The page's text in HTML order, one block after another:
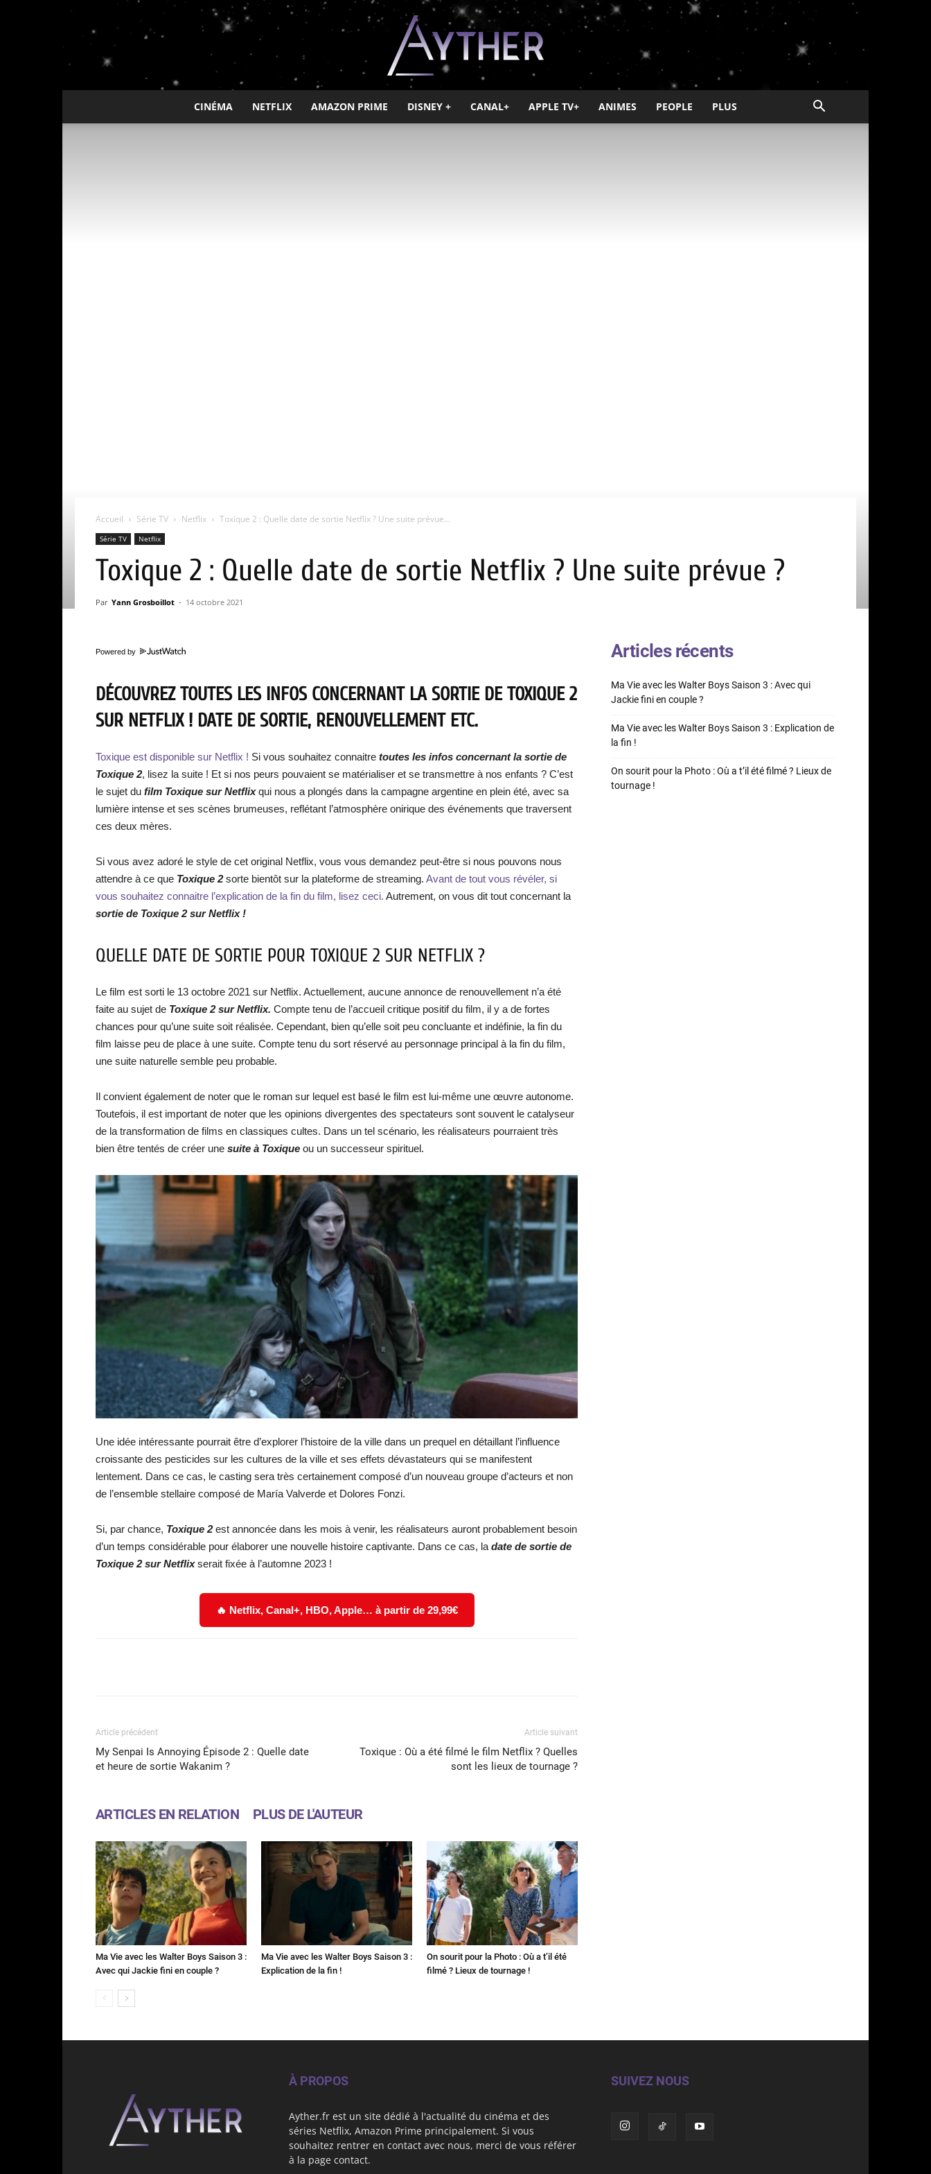
Ayther
CINÉMA NETFLIX AMAZON PRIME DISNEY + CANAL+ APPLE TV+ ANIMES PEOPLE PLUS
Accueil Série TV Netflix Toxique 2 : Quelle date de sortie Netflix ? Une suite prévue...
Série TV Netflix
Toxique 2 : Quelle date de sortie Netflix ? Une suite prévue ?
Par Yann Grosboillot - 14 octobre 2021
Powered by
DÉCOUVREZ TOUTES LES INFOS CONCERNANT LA SORTIE DE TOXIQUE 2
SUR NETFLIX ! DATE DE SORTIE, RENOUVELLEMENT ETC.
Toxique est disponible sur Netflix ! Si vous souhaitez connaitre toutes les infos concernant la sortie de
Toxique 2, lisez la suite ! Et si nos peurs pouvaient se matérialiser et se transmettre à nos enfants ? C’est
le sujet du film Toxique sur Netflixqui nous a plongés dans la campagne argentine en plein été, avec sa
lumière intense et ses scènes brumeuses, reflétant l’atmosphère onirique des événements que traversent
ces deux mères.
Si vous avez adoré le style de cet original Netflix, vous vous demandez peut-être si nous pouvons nous
attendre à ce que Toxique 2sorte bientôt sur la plateforme de streaming. Avant de tout vous révéler, si
vous souhaitez connaitre l’explication de la fin du film, lisez ceci. Autrement, on vous dit tout concernant la
sortie de Toxique 2 sur Netflix !
QUELLE DATE DE SORTIE POUR TOXIQUE 2 SUR NETFLIX ?
Le film est sorti le 13 octobre 2021 sur Netflix. Actuellement, aucune annonce de renouvellement n’a été
faite au sujet de Toxique 2 sur Netflix. Compte tenu de l’accueil critique positif du film, il y a de fortes
chances pour qu’une suite soit réalisée. Cependant, bien qu’elle soit peu concluante et indéfinie, la fin du
film laisse peu de place à une suite. Compte tenu du sort réservé au personnage principal à la fin du film,
une suite naturelle semble peu probable.
Il convient également de noter que le roman sur lequel est basé le film est lui-même une œuvre autonome.
Toutefois, il est important de noter que les opinions divergentes des spectateurs sont souvent le catalyseur
de la transformation de films en classiques cultes. Dans un tel scénario, les réalisateurs pourraient très
bien être tentés de créer une suite à Toxique ou un successeur spirituel.
Une idée intéressante pourrait être d’explorer l’histoire de la ville dans un prequel en détaillant l’influence
croissante des pesticides sur les cultures de la ville et ses effets dévastateurs qui se manifestent
lentement. Dans ce cas, le casting sera très certainement composé d’un nouveau groupe d’acteurs et non
de l’ensemble stellaire composé de María Valverde et Dolores Fonzi.
Si, par chance, Toxique 2est annoncée dans les mois à venir, les réalisateurs auront probablement besoin
d’un temps considérable pour élaborer une nouvelle histoire captivante. Dans ce cas, ladate de sortie de
Toxique 2 sur Netflixserait fixée à l’automne 2023 !
🔥 Netflix, Canal+, HBO, Apple… à partir de 29,99€
Article précédent
My Senpai Is Annoying Épisode 2 : Quelle date
et heure de sortie Wakanim ?
Article suivant
Toxique : Où a été filmé le film Netflix ? Quelles
sont les lieux de tournage ?
ARTICLES EN RELATION PLUS DE L'AUTEUR
Ma Vie avec les Walter Boys Saison 3 :
Avec qui Jackie fini en couple ?
Ma Vie avec les Walter Boys Saison 3 :
Explication de la fin !
On sourit pour la Photo : Où a t’il été
filmé ? Lieux de tournage !
Articles récents
Ma Vie avec les Walter Boys Saison 3 : Avec qui
Jackie fini en couple ?
Ma Vie avec les Walter Boys Saison 3 : Explication de
la fin !
On sourit pour la Photo : Où a t’il été filmé ? Lieux de
tournage !
À PROPOS
Ayther.fr est un site dédié à l'actualité du cinéma et des
séries Netflix, Amazon Prime principalement. Si vous
souhaitez rentrer en contact avec nous, merci de vous référer
à la page contact.
SUIVEZ NOUS